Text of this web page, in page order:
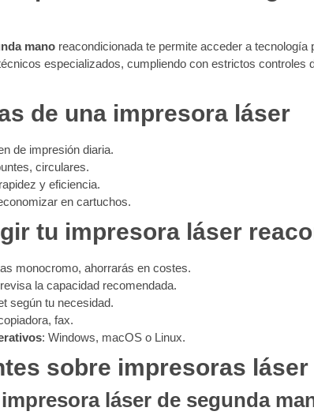
mano reacondicionada te permite acceder a
especializados, cumpliendo con estrictos controles
de una impresora láser
de impresión diaria.
circulares.
y eficiencia.
en cartuchos.
tu impresora láser
monocromo, ahorrarás en costes.
la capacidad recomendada.
según tu necesidad.
fax.
: Windows, macOS o Linux.
sobre impresoras
láser de segunda